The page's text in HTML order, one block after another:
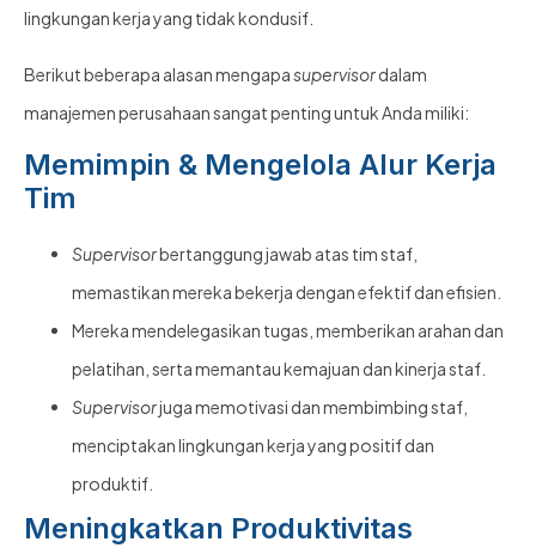
lingkungan kerja yang tidak kondusif.
Berikut beberapa alasan mengapasupervisordalam
manajemen perusahaan sangat penting untuk Anda miliki:
Memimpin & Mengelola Alur Kerja
Tim
Supervisorbertanggung jawab atas tim staf,
memastikan mereka bekerja dengan efektif dan efisien.
Mereka mendelegasikan tugas, memberikan arahan dan
pelatihan, serta memantau kemajuan dan kinerja staf.
Supervisorjuga memotivasi dan membimbing staf,
menciptakan lingkungan kerja yang positif dan
produktif.
Meningkatkan Produktivitas